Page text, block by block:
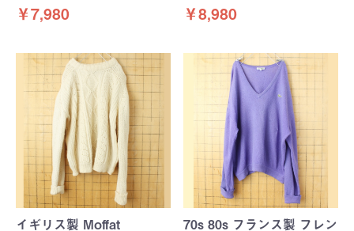
￥7,980 ￥8,980
イギリス製 Moffat
70s 80s フランス製 フレン